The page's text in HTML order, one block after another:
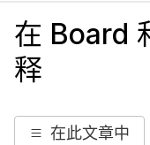
在 Board
释
在此文章中